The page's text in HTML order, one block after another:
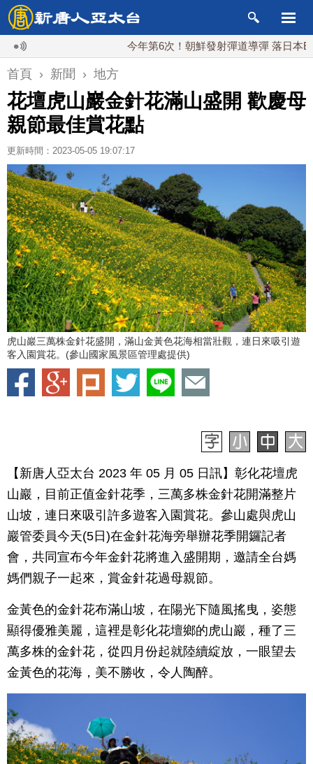
今年第6次！朝鮮發射彈道導彈 落日本EEZ外
首頁 › 新聞 › 地方
花壇虎山巖金針花滿山盛開 歡慶母
親節最佳賞花點
更新時間：2023-05-05 19:07:17
虎山巖三萬株金針花盛開，滿山金黃色花海相當壯觀，連日來吸引遊
客入園賞花。(參山國家風景區管理處提供)
【新唐人亞太台 2023 年 05 月 05 日訊】彰化花壇虎
山巖，目前正值金針花季，三萬多株金針花開滿整片
山坡，連日來吸引許多遊客入園賞花。參山處與虎山
巖管委員今天(5日)在金針花海旁舉辦花季開鑼記者
會，共同宣布今年金針花將進入盛開期，邀請全台媽
媽們親子一起來，賞金針花過母親節。
金黃色的金針花布滿山坡，在陽光下隨風搖曳，姿態
顯得優雅美麗，這裡是彰化花壇鄉的虎山巖，種了三
萬多株的金針花，從四月份起就陸續綻放，一眼望去
金黃色的花海，美不勝收，令人陶醉。